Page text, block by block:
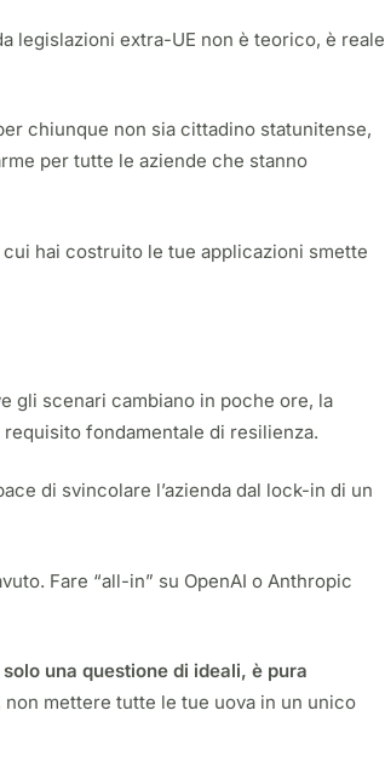
legislazioni extra-UE non è teorico, è reale
chiunque non sia cittadino statunitense,
per tutte le aziende che stanno
hai costruito le tue applicazioni smette
gli scenari cambiano in poche ore, la
fondamentale di resilienza.
di svincolare l’azienda dal lock-in di un
Fare “all-in” su OpenAI o Anthropic
una questione di ideali, è pura
mettere tutte le tue uova in un unico